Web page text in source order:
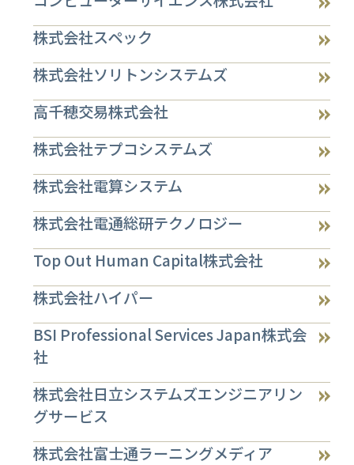
株式会社スペック
株式会社ソリトンシステムズ
高千穂交易株式会社
株式会社テプコシステムズ
株式会社電算システム
株式会社電通総研テクノロジー
Top Out Human Capital株式会社
株式会社ハイパー
BSI Professional Services Japan株式会
社
株式会社日立システムズエンジニアリン
グサービス
株式会社富士通ラーニングメディア